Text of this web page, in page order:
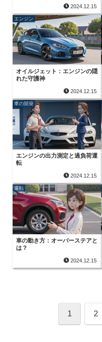
2024.12.15
エンジン
オイルジェット：エンジンの隠
れた守護神
2024.12.15
車の開発
エンジンの出力測定と過負荷運
転
2024.12.15
運転
車の動き方：オーバーステアと
は？
2024.12.15
1 2